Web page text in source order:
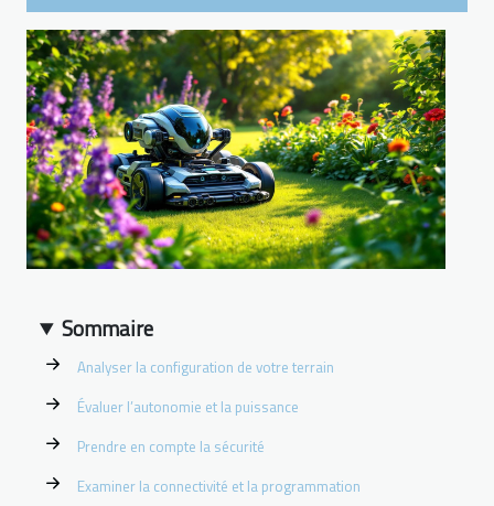
Sommaire
Analyser la configuration de votre terrain
Évaluer l’autonomie et la puissance
Prendre en compte la sécurité
Examiner la connectivité et la programmation